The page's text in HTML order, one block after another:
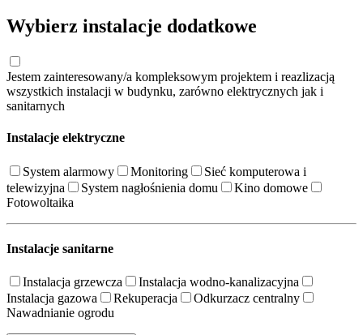
Wybierz instalacje dodatkowe
Jestem zainteresowany/a kompleksowym projektem i reazlizacją
wszystkich instalacji w budynku, zarówno elektrycznych jak i
sanitarnych
Instalacje elektryczne
System alarmowy Monitoring
Sieć komputerowa i
telewizyjna
System nagłośnienia domu
Kino domowe
Fotowoltaika
Instalacje sanitarne
Instalacja grzewcza
Instalacja wodno-kanalizacyjna
Instalacja gazowa
Rekuperacja
Odkurzacz centralny
Nawadnianie ogrodu